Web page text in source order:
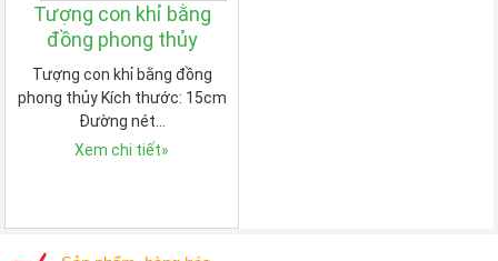
Tượng con khỉ bằng
đồng phong thủy
Tượng con khỉ bằng đồng
phong thủy Kích thước: 15cm
Đường nét…
Xem chi tiết»